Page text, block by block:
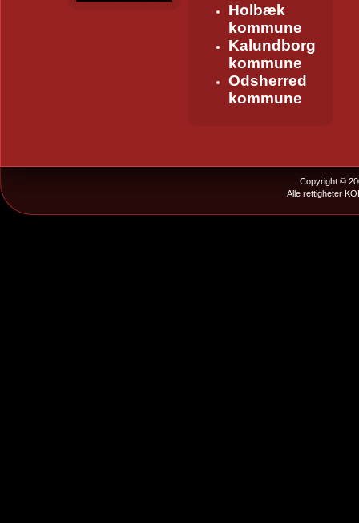
Holbæk
kommune
Kalundborg
kommune
Odsherred
kommune
Copyright ©
Alle rettigheter